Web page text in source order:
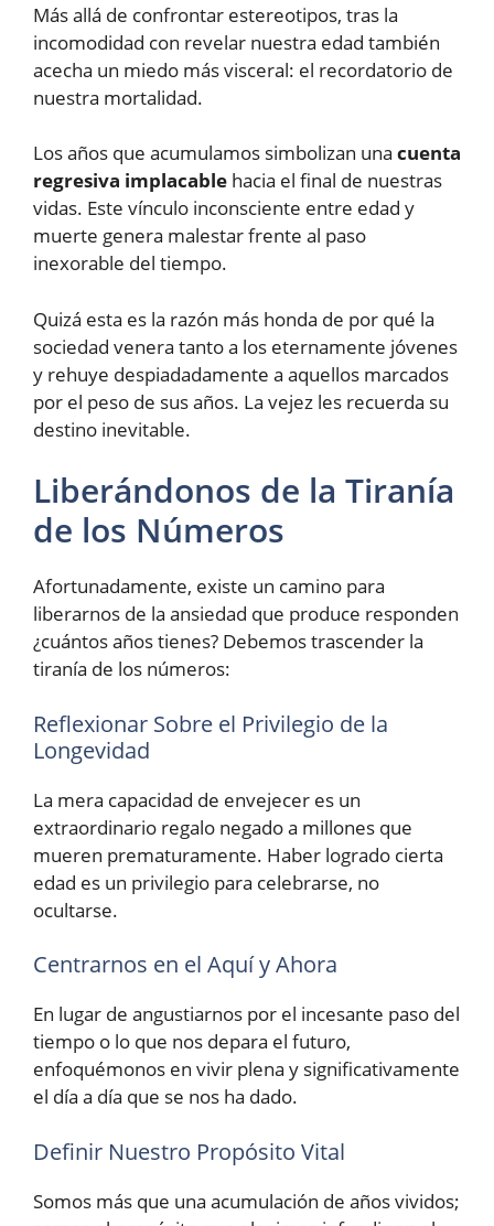
Más allá de confrontar estereotipos, tras la
incomodidad con revelar nuestra edad también
acecha un miedo más visceral: el recordatorio de
nuestra mortalidad.
Los años que acumulamos simbolizan una cuenta
regresiva implacable hacia el final de nuestras
vidas. Este vínculo inconsciente entre edad y
muerte genera malestar frente al paso
inexorable del tiempo.
Quizá esta es la razón más honda de por qué la
sociedad venera tanto a los eternamente jóvenes
y rehuye despiadadamente a aquellos marcados
por el peso de sus años. La vejez les recuerda su
destino inevitable.
Liberándonos de la Tiranía
de los Números
Afortunadamente, existe un camino para
liberarnos de la ansiedad que produce responden
¿cuántos años tienes? Debemos trascender la
tiranía de los números:
Reflexionar Sobre el Privilegio de la
Longevidad
La mera capacidad de envejecer es un
extraordinario regalo negado a millones que
mueren prematuramente. Haber logrado cierta
edad es un privilegio para celebrarse, no
ocultarse.
Centrarnos en el Aquí y Ahora
En lugar de angustiarnos por el incesante paso del
tiempo o lo que nos depara el futuro,
enfoquémonos en vivir plena y significativamente
el día a día que se nos ha dado.
Definir Nuestro Propósito Vital
Somos más que una acumulación de años vividos;